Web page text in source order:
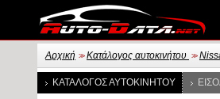
Αρχική >> Κατάλογος αυτοκινήτου >>
ΚΑΤΆΛΟΓΟΣ ΑΥΤΟΚΙΝΉΤΟΥ